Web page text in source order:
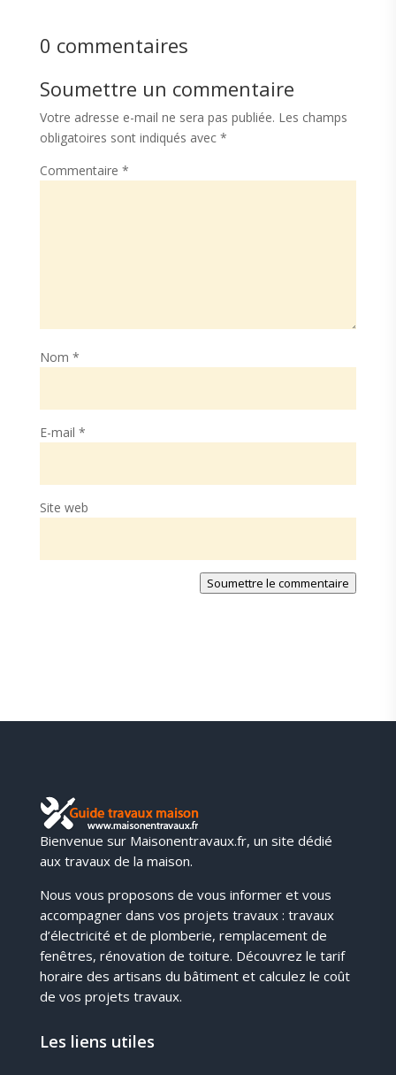
0 commentaires
Soumettre un commentaire
Votre adresse e-mail ne sera pas publiée. Les champs
obligatoires sont indiqués avec *
Commentaire *
Nom *
E-mail *
Site web
Soumettre le commentaire
Bienvenue sur Maisonentravaux.fr, un site dédié
aux travaux de la maison.
Nous vous proposons de vous informer et vous
accompagner dans vos projets travaux : travaux
d’électricité et de plomberie, remplacement de
fenêtres, rénovation de toiture. Découvrez le tarif
horaire des artisans du bâtiment et calculez le coût
de vos projets travaux.
Les liens utiles